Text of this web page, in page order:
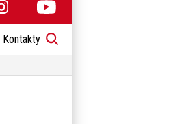
Kontakty